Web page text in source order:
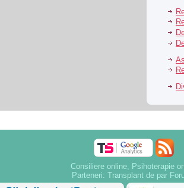
Consiliere online, Psihoterapie
Parteneri: Transplant de par